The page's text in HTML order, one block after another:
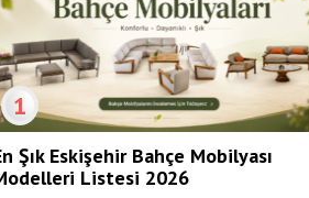
1
Şık Eskişehir Bahçe Mobilyası
Listesi 2026